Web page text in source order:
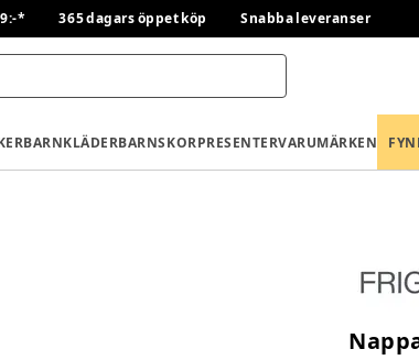
* 365 dagars öppet köp Snabba leveranser
BARNKLÄDERBARNSKORPRESENTERVARUMÄRKEN